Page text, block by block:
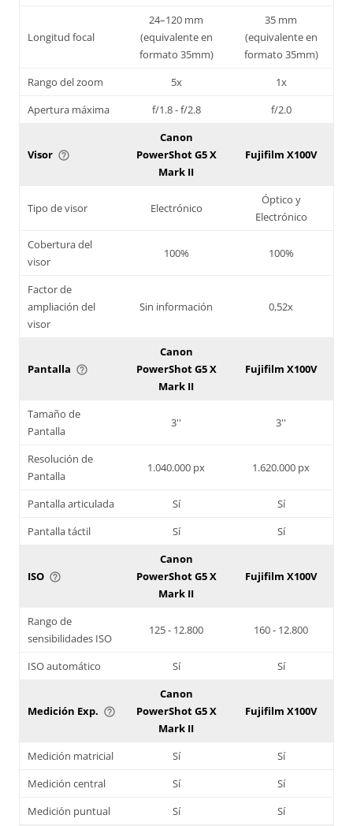
Longitud focal
24–120 mm
(equivalente en
formato 35mm)
35 mm
(equivalente en
formato 35mm)
Rango del zoom
5x
1x
Apertura máxima
f/1.8 - f/2.8 f/2.0
Visor help_outline
Canon
PowerShot G5 X
Mark II
Fujifilm X100V
Tipo de visor Electrónico
Óptico y
Electrónico
Cobertura del
visor
100% 100%
Factor de
ampliación del
visor
Sin información 0,52x
Pantalla help_outline
Canon
PowerShot G5 X
Mark II
Fujifilm X100V
Tamaño de
Pantalla
3'' 3''
Resolución de
Pantalla
1.040.000 px 1.620.000 px
Pantalla articulada Sí
Sí
Pantalla táctil
Sí Sí
ISO help_outline
Canon
PowerShot G5 X
Mark II
Fujifilm X100V
Rango de
sensibilidades ISO
125 - 12.800 160 - 12.800
ISO automático Sí Sí
Medición Exp. help_outline
Canon
PowerShot G5 X
Mark II
Fujifilm X100V
Medición matricial Sí
Sí
Medición central
Sí
Sí
Medición puntual
Sí Sí